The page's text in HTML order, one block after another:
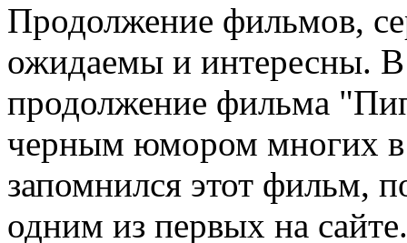
Продолжение фильмов,
ожидаемы и интересны.
продолжение фильма
черным юмором многих
запомнился этот фильм,
одним из первых на